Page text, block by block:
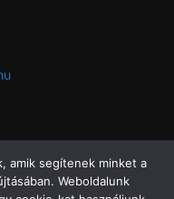
amik segítenek minket a
Weboldalunk